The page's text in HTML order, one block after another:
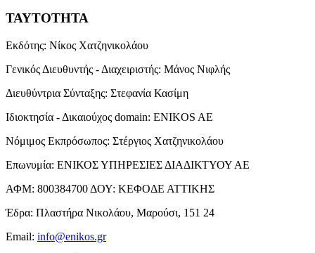
ΤΑΥΤΟΤΗΤΑ
Εκδότης: Νίκος Χατζηνικολάου
Γενικός Διευθυντής - Διαχειριστής: Μάνος Νιφλής
Διευθύντρια Σύνταξης: Στεφανία Κασίμη
Ιδιοκτησία - Δικαιούχος domain: ENIKOS AE
Νόμιμος Εκπρόσωπος: Στέργιος Χατζηνικολάου
Επωνυμία: ΕΝΙΚΟΣ ΥΠΗΡΕΣΙΕΣ ΔΙΑΔΙΚΤΥΟΥ ΑΕ
ΑΦΜ: 800384700 ΔΟΥ: ΚΕΦΟΔΕ ΑΤΤΙΚΗΣ
Έδρα: Πλαστήρα Νικολάου, Μαρούσι, 151 24
Email: info@enikos.gr